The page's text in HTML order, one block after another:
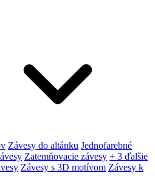
Závesy do altánku Jednofarebné
Zatemňovacie závesy + 3 ďalšie
Závesy s 3D motívom Závesy k